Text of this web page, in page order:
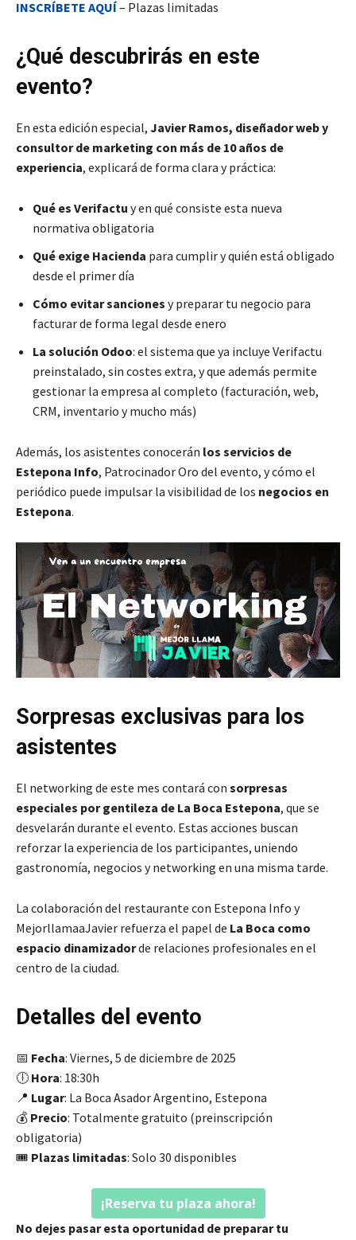
INSCRÍBETE AQUÍ– Plazas limitadas
¿Qué descubrirás en este
evento?
En esta edición especial, Javier Ramos, diseñador web y
consultor de marketing con más de 10 años de
experiencia, explicará de forma clara y práctica:
Qué es Verifactu y en qué consiste esta nueva
normativa obligatoria
Qué exige Hacienda para cumplir y quién está obligado
desde el primer día
Cómo evitar sanciones y preparar tu negocio para
facturar de forma legal desde enero
La solución Odoo: el sistema que ya incluye Verifactu
preinstalado, sin costes extra, y que además permite
gestionar la empresa al completo (facturación, web,
CRM, inventario y mucho más)
Además, los asistentes conocerán los servicios de
Estepona Info, Patrocinador Oro del evento, y cómo el
periódico puede impulsar la visibilidad de los negocios en
Estepona.
Sorpresas exclusivas para los
asistentes
El networking de este mes contará con sorpresas
especiales por gentileza de La Boca Estepona, que se
desvelarán durante el evento. Estas acciones buscan
reforzar la experiencia de los participantes, uniendo
gastronomía, negocios y networking en una misma tarde.
La colaboración del restaurante con Estepona Info y
MejorllamaaJavier refuerza el papel de La Boca como
espacio dinamizadorde relaciones profesionales en el
centro de la ciudad.
Detalles del evento
📅 Fecha: Viernes, 5 de diciembre de 2025
🕕 Hora: 18:30h
📍 Lugar: La Boca Asador Argentino, Estepona
💰 Precio: Totalmente gratuito (preinscripción
obligatoria)
🎟️ Plazas limitadas: Solo 30 disponibles
¡Reserva tu plaza ahora!
No dejes pasar esta oportunidad de preparar tu